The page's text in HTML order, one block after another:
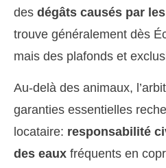
des dégâts causés par
trouve généralement dès
mais des plafonds et
Au-delà des animaux,
garanties essentielles
locataire: responsabilité
des eaux fréquents en